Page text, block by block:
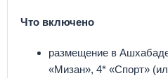
Что включено
размещение в
«Мизан», 4* «Спорт»